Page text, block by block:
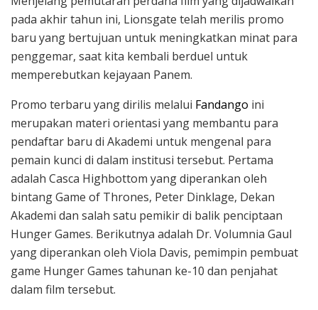
pada akhir tahun ini, Lionsgate telah merilis promo
baru yang bertujuan untuk meningkatkan minat para
penggemar, saat kita kembali berduel untuk
memperebutkan kejayaan Panem.
Promo terbaru yang dirilis melalui Fandango ini
merupakan materi orientasi yang membantu para
pendaftar baru di Akademi untuk mengenal para
pemain kunci di dalam institusi tersebut. Pertama
adalah Casca Highbottom yang diperankan oleh
bintang Game of Thrones, Peter Dinklage, Dekan
Akademi dan salah satu pemikir di balik penciptaan
Hunger Games. Berikutnya adalah Dr. Volumnia Gaul
yang diperankan oleh Viola Davis, pemimpin pembuat
game Hunger Games tahunan ke-10 dan penjahat
dalam film tersebut.